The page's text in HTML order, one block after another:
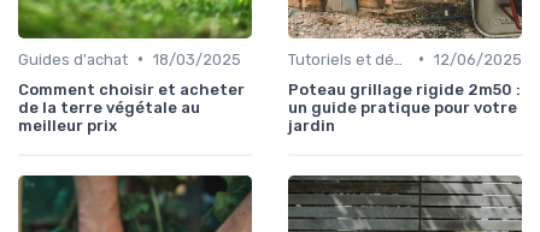
Guides d'achat • 18/03/2025
Comment choisir et acheter
de la terre végétale au
meilleur prix
• 12/06/2025
Poteau grillage rigide 2m50 :
un guide pratique pour votre
jardin